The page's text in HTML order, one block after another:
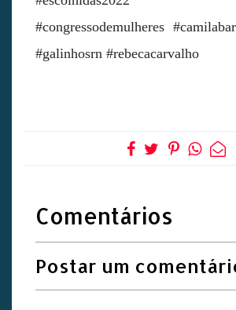
#congressodemulheres
#galinhosrn #rebecacarvalho
Comentários
Postar um